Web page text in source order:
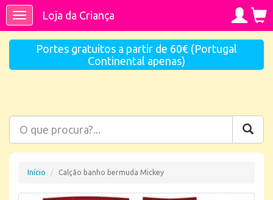
ToggleLoja da Criança
Portes gratuitos a partir de 60€ (Portugal
Continental apenas)
Início Calção banho bermuda Mickey